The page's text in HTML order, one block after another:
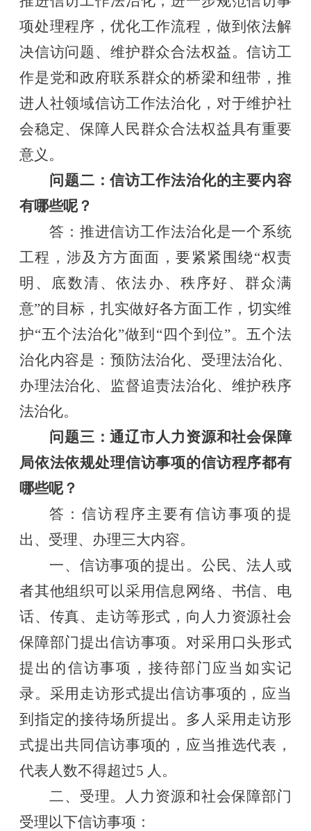
项处理程序，优化工作流程，做到依法解
决信访问题、维护群众合法权益。信访工
作是党和政府联系群众的桥梁和纽带，推
进人社领域信访工作法治化 ，对于维护社
会稳定、保障人民群众合法权益具有重要
意义。
问题二：信访工作法治化的主要内容
有哪些呢？
答： 推进信访工作法治化是一个系统
工程，涉及方方面面，要紧紧围绕“权责
明、底数清、依法办、秩序好、群众满
意”的目标，扎实做好各方面工作，切实维
护“五个法治化”做到“四个到位”。五个法
治化内容是： 预防法治化、受理法治化、
办理法治化、 监督追责法治化、维护秩序
法治化。
问题三：通辽市人力资源和社会保障
局依法依规处理信访事项的信访程序都有
哪些呢？
答：信访程序主要有信访事项的提
出、受理、办理三大内容。
一、信访事项的提出。公民、法人或
者其他组织可以采用信息网络、书信、电
话、传真、走访等形式，向人力资源社会
保障部门提出信访事项。对采用口头形式
提出的信访事项，接待部门应当如实记
录。采用走访形式提出信访事项的，应当
到指定的接待场所提出。多人采用走访形
式提出共同信访事项的，应当推选代表，
代表人数不得超过5 人。
二、受理。人力资源和社会保障部门
受理以下信访事项：